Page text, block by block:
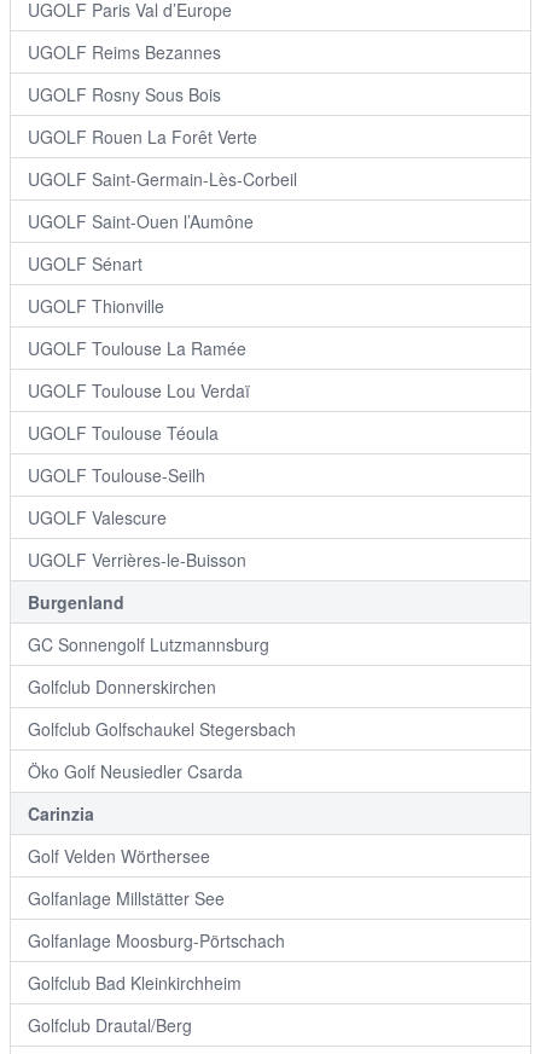
UGOLF Paris Val d’Europe
UGOLF Reims Bezannes
UGOLF Rosny Sous Bois
UGOLF Rouen La Forêt Verte
UGOLF Saint-Germain-Lès-Corbeil
UGOLF Saint-Ouen l’Aumône
UGOLF Sénart
UGOLF Thionville
UGOLF Toulouse La Ramée
UGOLF Toulouse Lou Verdaï
UGOLF Toulouse Téoula
UGOLF Toulouse-Seilh
UGOLF Valescure
UGOLF Verrières-le-Buisson
Burgenland
GC Sonnengolf Lutzmannsburg
Golfclub Donnerskirchen
Golfclub Golfschaukel Stegersbach
Öko Golf Neusiedler Csarda
Carinzia
Golf Velden Wörthersee
Golfanlage Millstätter See
Golfanlage Moosburg-Pörtschach
Golfclub Bad Kleinkirchheim
Golfclub Drautal/Berg